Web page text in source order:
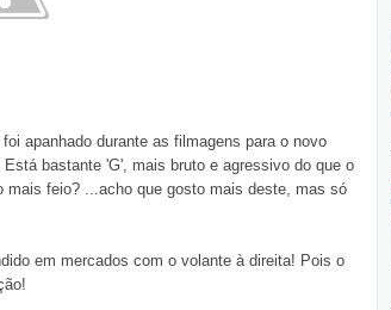
apanhado durante as filmagens para o novo
bastante 'G', mais bruto e agressivo do que o
feio? ...acho que gosto mais deste, mas só
em mercados com o volante à direita! Pois o